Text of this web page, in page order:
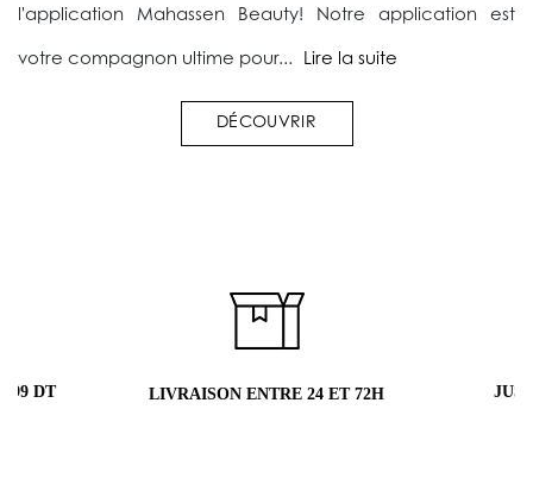
l'application Mahassen Beauty! Notre application est
votre compagnon ultime pour... Lire la suite
DÉCOUVRIR
99 DT LIVRAISON ENTRE 24 ET 72H